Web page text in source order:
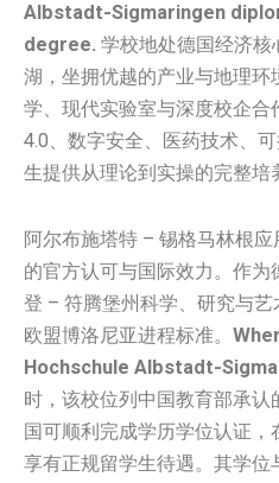
Albstadt-Sigmaringen
degree. 学校地处德国经济核
湖，坐拥优越的产业与地理环
学、现代实验室与深度校企合
4.0、数字安全、医药技术、
生提供从理论到实操的完整培
阿尔布施塔特 – 锡格马林根
的官方认可与国际效力。作
登 – 符腾堡州科学、研究与
欧盟博洛尼亚进程标准。
Hochschule Albstadt-
时，该校位列中国教育部承
国可顺利完成学历学位认证
享有正规留学生待遇。其学位